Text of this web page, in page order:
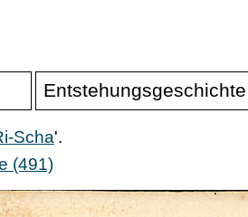
Entstehungsgeschichte
Scha'.
(491)